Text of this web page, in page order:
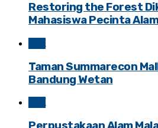
Restoring the Forest
Mahasiswa Pecinta Alam
Taman Summarecon
Bandung Wetan